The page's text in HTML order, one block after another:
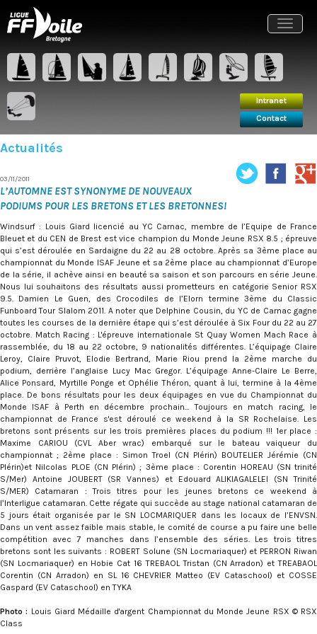
Actualités
03/11/2011
L’AUTOMNE EST SYNONYME DE NOUVEAUX
PODIUMS POUR LES BRETONS ET LES BRETONNES!
Windsurf : Louis Giard licencié au YC Carnac, membre de l’Equipe de France
Bleuet et du CEN de Brest est vice champion du Monde Jeune RSX 8.5 ; épreuve
qui s’est déroulée en Sardaigne du 22 au 28 octobre. Après sa 3ème place au
championnat du Monde ISAF Jeune et sa 2ème place au championnat d’Europe
de la série, il achève ainsi en beauté sa saison et son parcours en série Jeune.
Nous lui souhaitons des résultats aussi prometteurs en catégorie Senior RSX
9.5. Damien Le Guen, des Crocodiles de l’Elorn termine 3ème du Classic
Funboard Tour Slalom 2011. A noter que Delphine Cousin, du YC de Carnac gagne
toutes les courses de la dernière étape qui s’est déroulée à Six Four du 22 au 27
octobre. Match Racing : L'épreuve internationale St Quay Women Mach Race à
rassemblée, du 18 au 22 octobre, 9 nationalités différentes. L’équipage Claire
Leroy, Claire Pruvot, Elodie Bertrand, Marie Riou prend la 2ème marche du
podium, derrière l’anglaise Lucy Mac Gregor. L’équipage Anne-Claire Le Berre,
Alice Ponsard, Myrtille Ponge et Ophélie Théron, quant à lui, termine à la 4ème
place. De bons résultats pour les deux équipages en vue du Championnat du
Monde ISAF à Perth en décembre prochain… Toujours en match racing, le
championnat de France s'est déroulé ce weekend à la SR Rochelaise. Les
bretons sont présents sur les trois premières places du podium !!! 1er place :
Maxime CARIOU (CVL Aber wrac) embarqué sur le bateau vaiqueur du
championnat ; 2ème place : Simon Troel (CN Plérin) BOUTELIER Jérémie (CN
Plérin)et Nilcolas PLOE (CN Plérin) ; 3ème place : Corentin HOREAU (SN trinité
S/Mer) Antoine JOUBERT (SR Vannes) et Edouard ALIKIAGALELEI (SN Trinité
S/MER) Catamaran : Trois titres pour les jeunes bretons ce weekend à
l’Interligue catamaran. Cette régate qui succède au stage national catamaran de
5 jours était organisée par le SN LOCMARIQUER dans les locaux de l’ENVSN.
Dans un vent assez faible mais stable, le comité de course a pu faire une belle
compétition avec 7 manches dans l’ensemble des séries. Les trois titres
bretons sont les suivants : ROBERT Solune (SN Locmariaquer) et PERRON Riwan
(SN Locmariaquer) en Hobie Cat 16 TREBAOL Tristan (CN Arradon) et TREABAOL
Corentin (CN Arradon) en SL 16 CHEVRIER Matteo (EV Cataschool) et COSSE
Gaspard (EV Cataschool) en TYKA
Photo : Louis Giard Médaille d'argent Championnat du Monde Jeune RSX © RSX
Class
Intranet
Contact
Intranet
Toggle